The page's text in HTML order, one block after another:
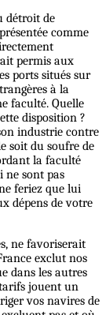
détroit de
comme
permis aux
ports situés sur
à la
faculté. Quelle
disposition ?
industrie contre
soit du soufre de
la faculté
ne sont pas
feriez que lui
dépens de votre
ne favoriserait
exclut nos
dans les autres
jouent un
vos navires de